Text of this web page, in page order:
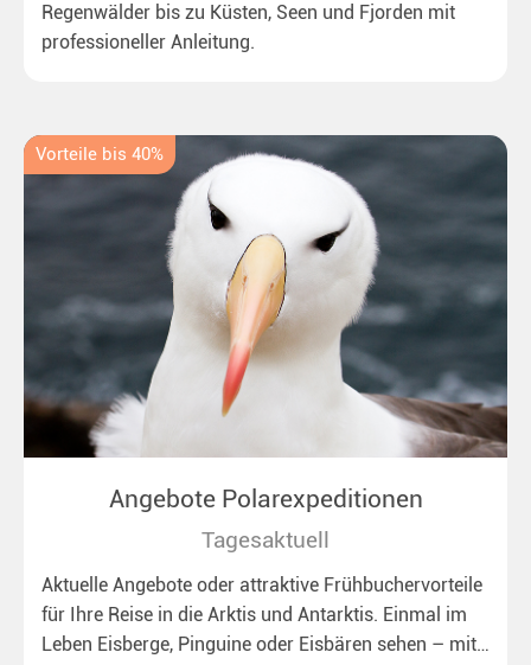
Regenwälder bis zu Küsten, Seen und Fjorden mit
professioneller Anleitung.
Vorteile bis 40%
Angebote Polarexpeditionen
Tagesaktuell
Aktuelle Angebote oder attraktive Frühbuchervorteile
für Ihre Reise in die Arktis und Antarktis. Einmal im
Leben Eisberge, Pinguine oder Eisbären sehen – mit